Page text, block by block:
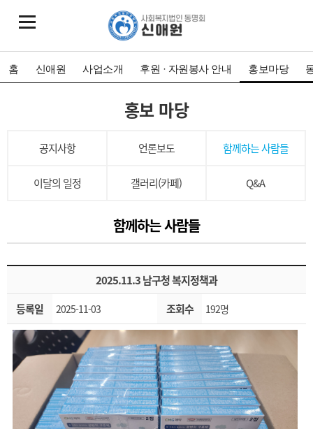
홈 신애원 사업소개 후원 · 자원봉사 안내 홍보마당
홍보 마당
공지사항 언론보도 함께하는 사람들
이달의 일정 갤러리(카페) Q&A
함께하는 사람들
2025.11.3 남구청 복지정책과
등록일
2025-11-03 조회수 192명